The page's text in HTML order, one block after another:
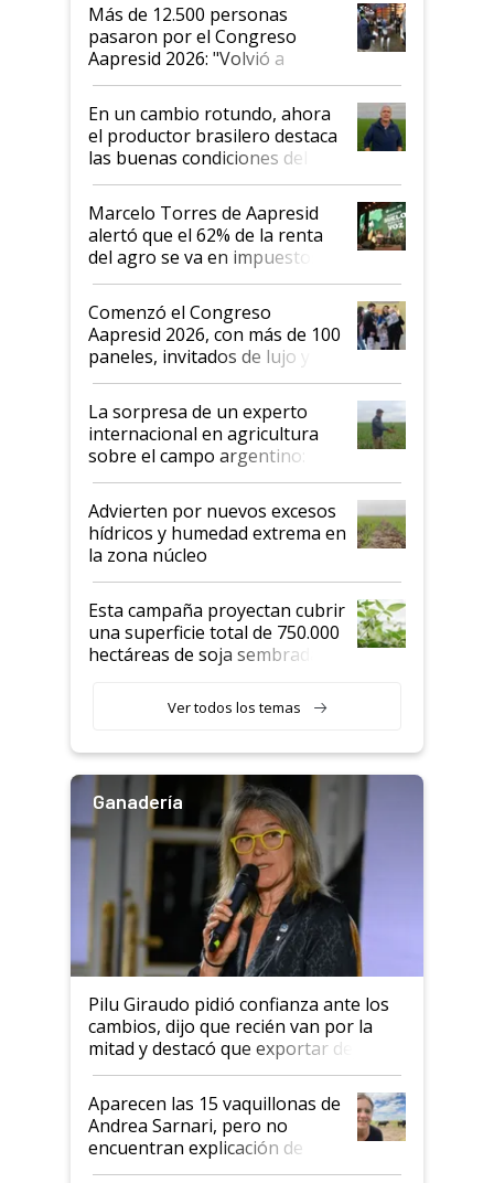
Más de 12.500 personas
pasaron por el Congreso
Aapresid 2026: "Volvió a
demostrar que hablar del
suelo es hablar de todo el
sistema productivo"
En un cambio rotundo, ahora
el productor brasilero destaca
las buenas condiciones del
agro argentino para invertir:
"Los veo más motivados"
Marcelo Torres de Aapresid
alertó que el 62% de la renta
del agro se va en impuestos:
"No es bueno que en
Argentina se sigan discutiendo
las mismas cosas de hace 50
años"
Comenzó el Congreso
Aapresid 2026, con más de 100
paneles, invitados de lujo y
todas las tendencias
La sorpresa de un experto
internacional en agricultura
sobre el campo argentino:
"Estoy muy impresionado"
Advierten por nuevos excesos
hídricos y humedad extrema en
la zona núcleo
Esta campaña proyectan cubrir
una superficie total de 750.000
hectáreas de soja sembradas
variedades que marcan un
salto tecnológico en genética y
Ver todos los temas
Ganadería
Pilu Giraudo pidió confianza ante los
cambios, dijo que recién van por la
mitad y destacó que exportar dejó de
ser "para unos pocos": "Tenemos un
mandato muy claro del gobierno
nacional"
Aparecen las 15 vaquillonas de
Andrea Sarnari, pero no
encuentran explicación de
cómo llegaron allí